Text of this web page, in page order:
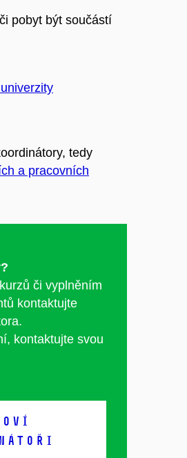
pobyt být součástí
tedy
a pracovních
či vyplněním
kontaktujte
kontaktujte svou